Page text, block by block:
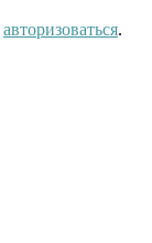
авторизоваться.